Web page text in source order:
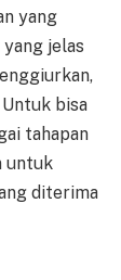
yang
jelas
bisa
tahapan
untuk
diterima